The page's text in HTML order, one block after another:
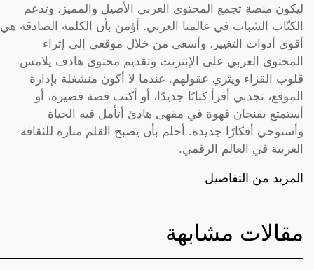
ليكون منصة تجمع المحتوى العربي الأصيل والمميز، وتدعم
الكتّاب الشباب في عالمنا العربي. أؤمن بأن الكلمة الصادقة هي
أقوى أدوات التغيير، وأسعى من خلال موقعي إلى إثراء
المحتوى العربي على الإنترنت وتقديم محتوى هادف يلامس
قلوب القراء ويثري عقولهم. عندما لا أكون منشغلة بإدارة
الموقع، تجدني أقرأ كتابًا جديدًا، أو أكتب قصة قصيرة، أو
أستمتع بفنجان قهوة في مقهى هادئ أتأمل فيه الحياة
وأستوحي أفكارًا جديدة. أحلم بأن يصبح القلم منارة للثقافة
العربية في العالم الرقمي.
المزيد من التفاصيل
مقالات مشابهة